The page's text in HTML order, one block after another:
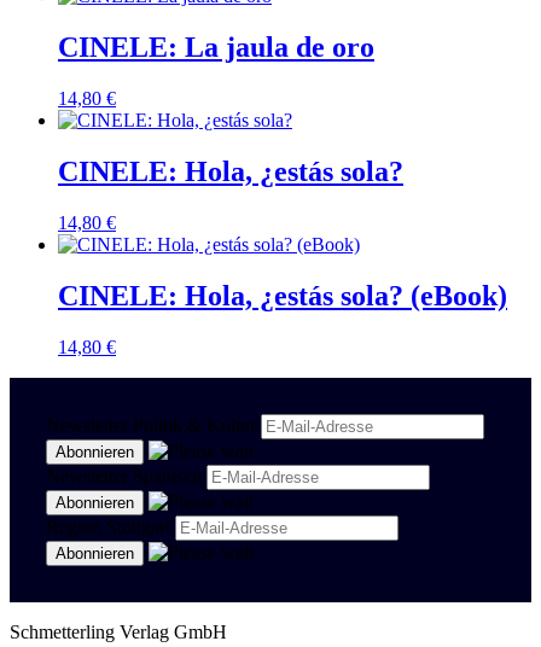
CINELE: La jaula de oro
14,80 €
CINELE: Hola, ¿estás sola?
14,80 €
CINELE: Hola, ¿estás sola? (eBook)
14,80 €
Newsletter Politik & Kultur
Newsletter Spanisch
Region Stuttgart
Schmetterling Verlag GmbH